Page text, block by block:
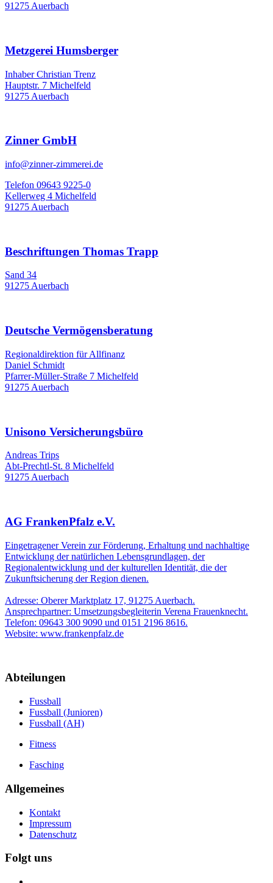
91275 Auerbach
Metzgerei Humsberger
Inhaber Christian Trenz
Hauptstr. 7 Michelfeld
91275 Auerbach
Zinner GmbH
info@zinner-zimmerei.de
Telefon 09643 9225-0
Kellerweg 4 Michelfeld
91275 Auerbach
Beschriftungen Thomas Trapp
Sand 34
91275 Auerbach
Deutsche Vermögensberatung
Regionaldirektion für Allfinanz
Daniel Schmidt
Pfarrer-Müller-Straße 7 Michelfeld
91275 Auerbach
Unisono Versicherungsbüro
Andreas Trips
Abt-Prechtl-St. 8 Michelfeld
91275 Auerbach
AG FrankenPfalz e.V.
Eingetragener Verein zur Förderung, Erhaltung und nachhaltige
Entwicklung der natürlichen Lebensgrundlagen, der
Regionalentwicklung und der kulturellen Identität, die der
Zukunftsicherung der Region dienen.
Adresse: Oberer Marktplatz 17, 91275 Auerbach.
Ansprechpartner: Umsetzungsbegleiterin Verena Frauenknecht.
Telefon: 09643 300 9090 und 0151 2196 8616.
Website: www.frankenpfalz.de
Abteilungen
Fussball
Fussball (Junioren)
Fussball (AH)
Fitness
Fasching
Allgemeines
Kontakt
Impressum
Datenschutz
Folgt uns